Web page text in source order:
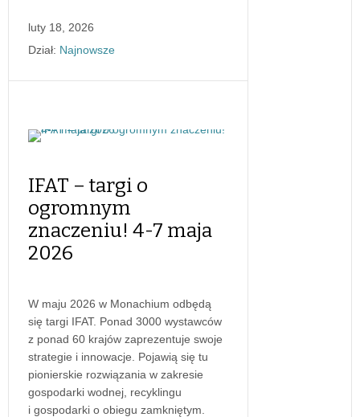
luty 18, 2026
Dział: Najnowsze
IFAT – targi o
ogromnym
znaczeniu! 4-7 maja
2026
W maju 2026 w Monachium odbędą
się targi IFAT. Ponad 3000 wystawców
z ponad 60 krajów zaprezentuje swoje
strategie i innowacje. Pojawią się tu
pionierskie rozwiązania w zakresie
gospodarki wodnej, recyklingu
i gospodarki o obiegu zamkniętym.